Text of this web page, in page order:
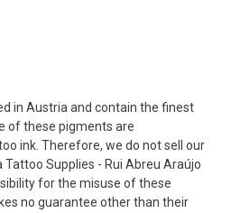
in Austria and contain the finest
of these pigments are
ink. Therefore, we do not sell our
Supplies - Rui Abreu Araújo
for the misuse of these
no guarantee other than their